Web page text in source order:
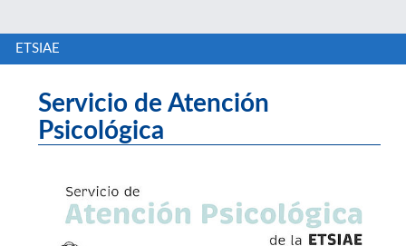
ETSIAE
Servicio de Atención
Psicológica